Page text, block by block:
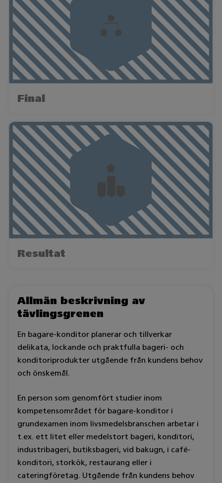
Final
Resultat
Allmän beskrivning av
tävlingsgrenen
En bagare-konditor planerar och tillverkar
delikata, lockande och praktfulla bageri- och
konditoriprodukter utgående från kundens behov
och önskemål.
En person som genomfört studier inom
kompetensområdet för bagare-konditor i
grundexamen inom livsmedelsbranschen arbetar i
t.ex. ett litet eller medelstort bageri, konditori,
industribageri, butiksbageri, vid bakugn, i café-
konditori, storkök, restaurang eller i
cateringföretag. Utgående från kundens behov